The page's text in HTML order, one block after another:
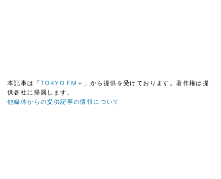
本記事は「TOKYO FM＋ 」から提供を受けております。著作権は提
供各社に帰属します。
他媒体からの提供記事の情報について